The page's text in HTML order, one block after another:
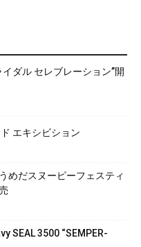
ダル セレブレーション”開
エキシビション
めだスヌーピーフェスティ
SEAL 3500 “SEMPER-